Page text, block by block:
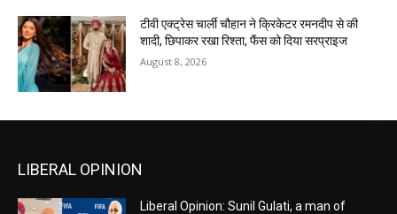
टीवी एक्ट्रेस चार्ली चौहान ने क्रिकेटर रमनदीप से की
शादी, छिपाकर रखा रिश्ता, फैंस को दिया सरप्राइज
August 8, 2026
LIBERAL OPINION
Liberal Opinion: Sunil Gulati, a man of